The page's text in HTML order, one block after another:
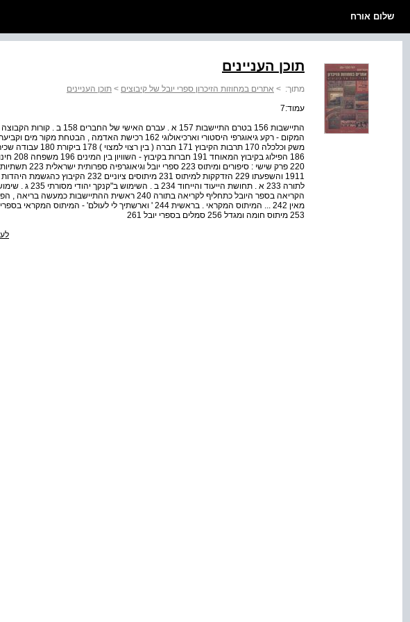
שלום אורח
תוכן העניינים
מתוך: > אתרים במחוזות הזיכרון ספרי יובל של קיבוצים > תוכן העניינים
עמוד:7
1911 והשפעתו 229 הזדקקות למיתוס 231 מיתוסים
הקריאה בספר היובל כתחליף לקריאה בתורה 240 ראשית
253 מיתוס חומה ומגדל 256 סמלים בספרי יובל 261